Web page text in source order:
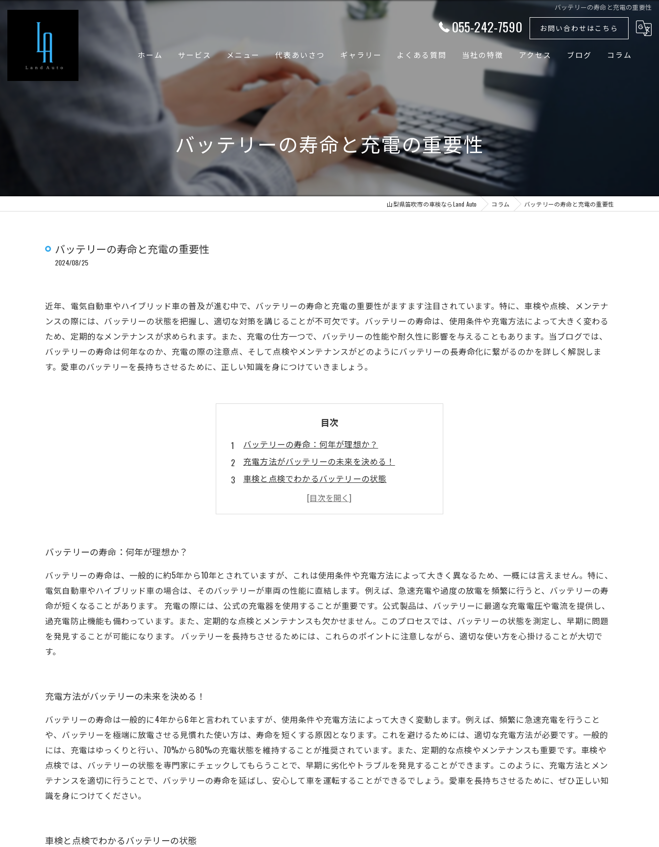
バッテリーの寿命と充電の重要性
055-242-7590 お問い合わせはこちら
ホーム サービス メニュー 代表あいさつ ギャラリー よくある質問 当社の特徴
国産車
ドイツ車
輸入車
バッテリー
アクセス ブログ コラム
バッテリーの寿命と充電の重要性
山梨県笛吹市の車検ならLand Auto コラム バッテリーの寿命と充電の重要性
バッテリーの寿命と充電の重要性
2024/08/25
近年、電気自動車やハイブリッド車の普及が進む中で、バッテリーの寿命と充電の重要性がますます注目されています。特に、車検や点検、メンテナ
ンスの際には、バッテリーの状態を把握し、適切な対策を講じることが不可欠です。バッテリーの寿命は、使用条件や充電方法によって大きく変わる
ため、定期的なメンテナンスが求められます。また、充電の仕方一つで、バッテリーの性能や耐久性に影響を与えることもあります。当ブログでは、
バッテリーの寿命は何年なのか、充電の際の注意点、そして点検やメンテナンスがどのようにバッテリーの長寿命化に繋がるのかを詳しく解説しま
す。愛車のバッテリーを長持ちさせるために、正しい知識を身につけていきましょう。
目次
バッテリーの寿命：何年が理想か？
充電方法がバッテリーの未来を決める！
車検と点検でわかるバッテリーの状態
定期メンテナンスがバッテリーを守る理由
愛車のバッテリーを長持ちさせるための秘訣
バッテリーの寿命：何年が理想か？
バッテリーの寿命は、一般的に約5年から10年とされていますが、これは使用条件や充電方法によって大きく異なるため、一概には言えません。特に、
電気自動車やハイブリッド車の場合は、そのバッテリーが車両の性能に直結します。例えば、急速充電や過度の放電を頻繁に行うと、バッテリーの寿
命が短くなることがあります。 充電の際には、公式の充電器を使用することが重要です。公式製品は、バッテリーに最適な充電電圧や電流を提供し、
過充電防止機能も備わっています。また、定期的な点検とメンテナンスも欠かせません。このプロセスでは、バッテリーの状態を測定し、早期に問題
を発見することが可能になります。 バッテリーを長持ちさせるためには、これらのポイントに注意しながら、適切な使い方を心掛けることが大切で
す。
充電方法がバッテリーの未来を決める！
バッテリーの寿命は一般的に4年から6年と言われていますが、使用条件や充電方法によって大きく変動します。例えば、頻繁に急速充電を行うこと
や、バッテリーを極端に放電させる見慣れた使い方は、寿命を短くする原因となります。これを避けるためには、適切な充電方法が必要です。一般的
には、充電はゆっくりと行い、70%から80%の充電状態を維持することが推奨されています。また、定期的な点検やメンテナンスも重要です。車検や
点検では、バッテリーの状態を専門家にチェックしてもらうことで、早期に劣化やトラブルを発見することができます。このように、充電方法とメン
テナンスを適切に行うことで、バッテリーの寿命を延ばし、安心して車を運転することができるでしょう。愛車を長持ちさせるために、ぜひ正しい知
識を身につけてください。
車検と点検でわかるバッテリーの状態